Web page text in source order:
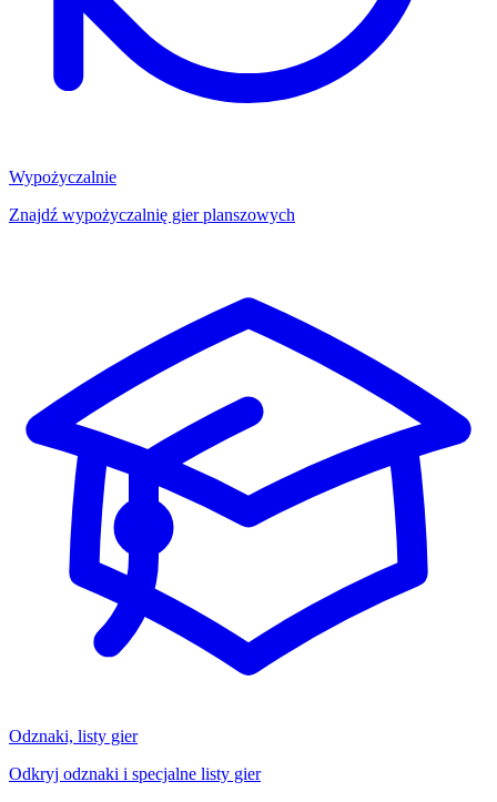
Wypożyczalnie
Znajdź wypożyczalnię gier planszowych
Odznaki, listy gier
Odkryj odznaki i specjalne listy gier